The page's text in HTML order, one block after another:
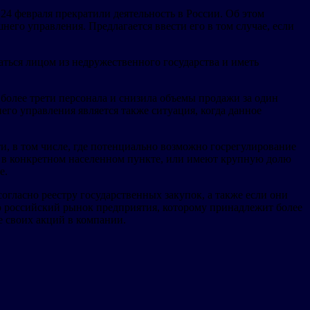
февраля прекратили деятельность в России. Об этом
управления. Предлагается ввести его в том случае, если
лицом из недружественного государства и иметь
трети персонала и снизила объемы продажи за один
управления является также ситуация, когда данное
в том числе, где потенциально возможно госрегулирование
конкретном населенном пункте, или имеют крупную долю
реестру государственных закупок, а также если они
рынок предприятия, которому принадлежит более
своих акций в компании.